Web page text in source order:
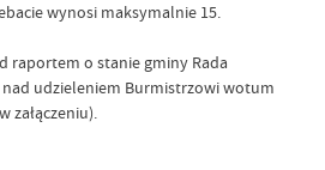
wynosi maksymalnie 15.
raportem o stanie gminy Rada
nad udzieleniem Burmistrzowi wotum
załączeniu).